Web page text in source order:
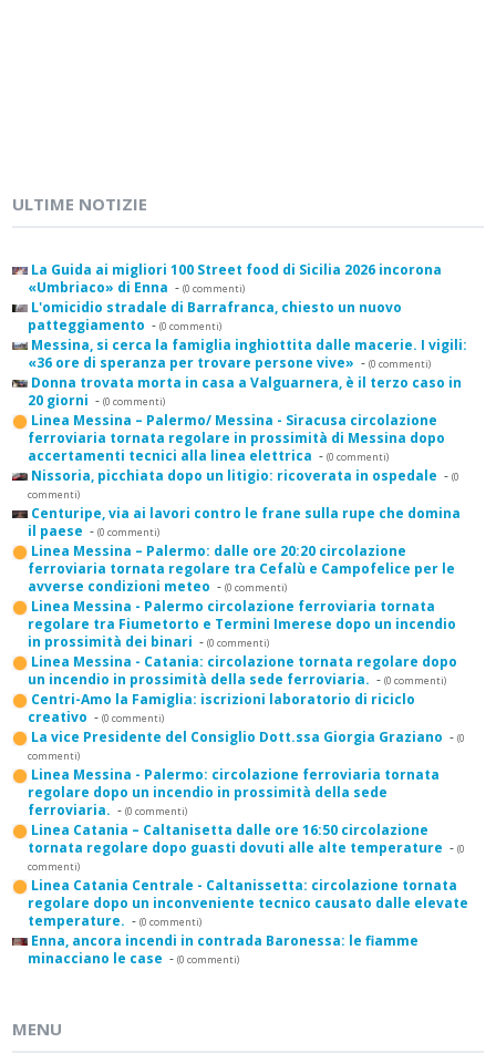
ULTIME NOTIZIE
La Guida ai migliori 100 Street food di Sicilia 2026 incorona
«Umbriaco» di Enna - (0 commenti)
L'omicidio stradale di Barrafranca, chiesto un nuovo
patteggiamento - (0 commenti)
Messina, si cerca la famiglia inghiottita dalle macerie. I vigili:
«36 ore di speranza per trovare persone vive» - (0 commenti)
Donna trovata morta in casa a Valguarnera, è il terzo caso in
20 giorni - (0 commenti)
Linea Messina – Palermo/ Messina - Siracusa circolazione
ferroviaria tornata regolare in prossimità di Messina dopo
accertamenti tecnici alla linea elettrica - (0 commenti)
Nissoria, picchiata dopo un litigio: ricoverata in ospedale - (0
commenti)
Centuripe, via ai lavori contro le frane sulla rupe che domina
il paese - (0 commenti)
Linea Messina – Palermo: dalle ore 20:20 circolazione
ferroviaria tornata regolare tra Cefalù e Campofelice per le
avverse condizioni meteo - (0 commenti)
Linea Messina - Palermo circolazione ferroviaria tornata
regolare tra Fiumetorto e Termini Imerese dopo un incendio
in prossimità dei binari - (0 commenti)
Linea Messina - Catania: circolazione tornata regolare dopo
un incendio in prossimità della sede ferroviaria. - (0 commenti)
Centri-Amo la Famiglia: iscrizioni laboratorio di riciclo
creativo - (0 commenti)
La vice Presidente del Consiglio Dott.ssa Giorgia Graziano - (0
commenti)
Linea Messina - Palermo: circolazione ferroviaria tornata
regolare dopo un incendio in prossimità della sede
ferroviaria. - (0 commenti)
Linea Catania – Caltanisetta dalle ore 16:50 circolazione
tornata regolare dopo guasti dovuti alle alte temperature - (0
commenti)
Linea Catania Centrale - Caltanissetta: circolazione tornata
regolare dopo un inconveniente tecnico causato dalle elevate
temperature. - (0 commenti)
Enna, ancora incendi in contrada Baronessa: le fiamme
minacciano le case - (0 commenti)
MENU